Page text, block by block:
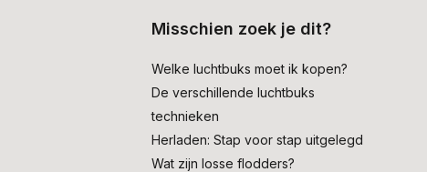
Misschien zoek je dit?
Welke luchtbuks moet ik kopen?
De verschillende luchtbuks
technieken
Herladen: Stap voor stap uitgelegd
Wat zijn losse flodders?